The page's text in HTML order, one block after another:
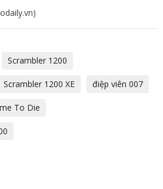
Scrambler 1200
Scrambler 1200 XE điệp viên 007
To Die